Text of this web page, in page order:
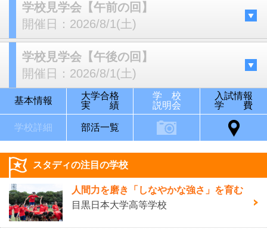
学校見学会【午前の回】
開催日： 2026/8/1(土)
学校見学会【午後の回】
開催日： 2026/8/1(土)
基本情報
大学合格
実 績
学 校
説明会
入試情報
学 費
学校詳細 部活一覧
スタディの注目の学校
人間力を磨き「しなやかな強さ」を育む
目黒日本大学高等学校